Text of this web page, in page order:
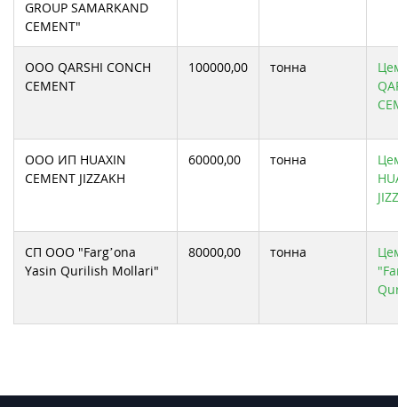
GROUP SAMARKAND
CEMENT"
ООО QARSHI CONCH
CEMENT
100000,00 тонна
ООО ИП HUAXIN
CEMENT JIZZAKH
60000,00 тонна
СП ООО "Farg’ona
Yasin Qurilish Mollari"
80000,00 тонна